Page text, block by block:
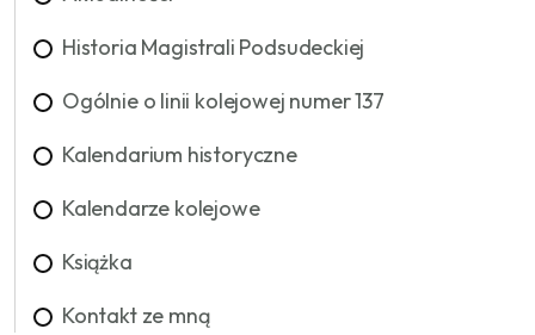
Historia Magistrali Podsudeckiej
Ogólnie o linii kolejowej numer 137
Kalendarium historyczne
Kalendarze kolejowe
Książka
Kontakt ze mną